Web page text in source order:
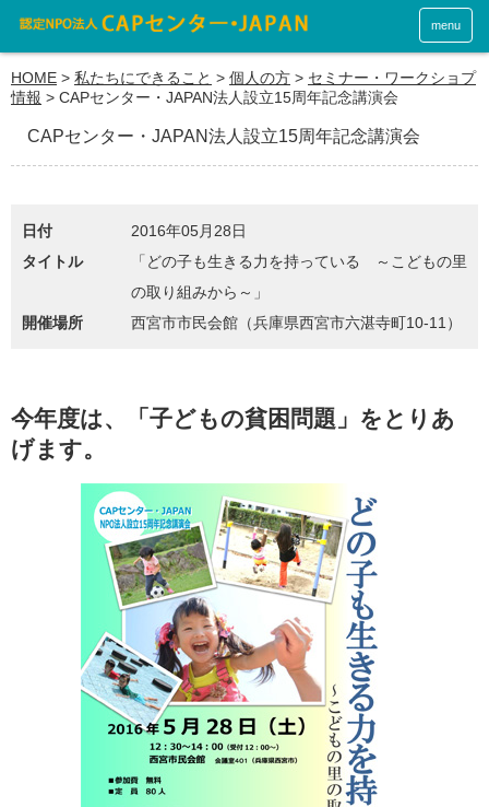
menu
HOME > 私たちにできること > 個人の方 > セミナー・ワークショプ
情報 > CAPセンター・JAPAN法人設立15周年記念講演会
CAPセンター・JAPAN法人設立15周年記念講演会
日付
2016年05月28日
タイトル
「どの子も生きる力を持っている ～こどもの里
の取り組みから～」
開催場所
西宮市市民会館（兵庫県西宮市六湛寺町10‐11）
今年度は、「子どもの貧困問題」をとりあ
げます。